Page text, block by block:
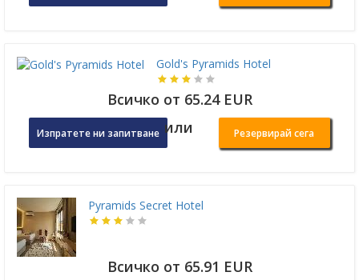
Gold's Pyramids Hotel
Всичко от 65.24 EUR
Изпратете ни запитване или Резервирай сега
Pyramids Secret Hotel
Всичко от 65.91 EUR